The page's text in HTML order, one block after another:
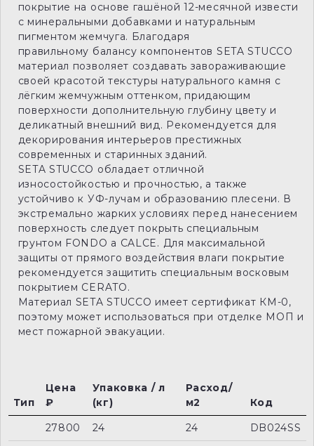
покрытие на основе гашёной 12-месячной извести
с минеральными добавками и натуральным
пигментом жемчуга. Благодаря
правильному балансу компонентов SETA STUССO
материал позволяет создавать завораживающие
своей красотой текстуры натурального камня с
лёгким жемчужным оттенком, придающим
поверхности дополнительную глубину цвету и
деликатный внешний вид. Рекомендуется для
декорирования интерьеров престижных
современных и старинных зданий.
SETA STUCCO обладает отличной
износостойкостью и прочностью, а также
устойчиво к УФ-лучам и образованию плесени. В
экстремально жарких условиях перед нанесением
поверхность следует покрыть специальным
грунтом FONDO a CALCE. Для максимальной
защиты от прямого воздействия влаги покрытие
рекомендуется защитить специальным восковым
покрытием CERATO.
Материал SETA STUCCO имеет сертификат КМ-0,
поэтому может использоваться при отделке МОП и
мест пожарной эвакуации.
Тип
Цена
₽
Упаковка / л
(кг)
Расход/
м2
Код
27800
24 24
DB024SS